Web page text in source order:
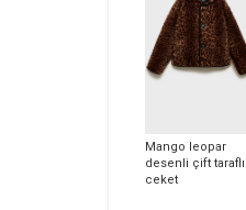
Mango leopar
desenli çift taraflı
ceket